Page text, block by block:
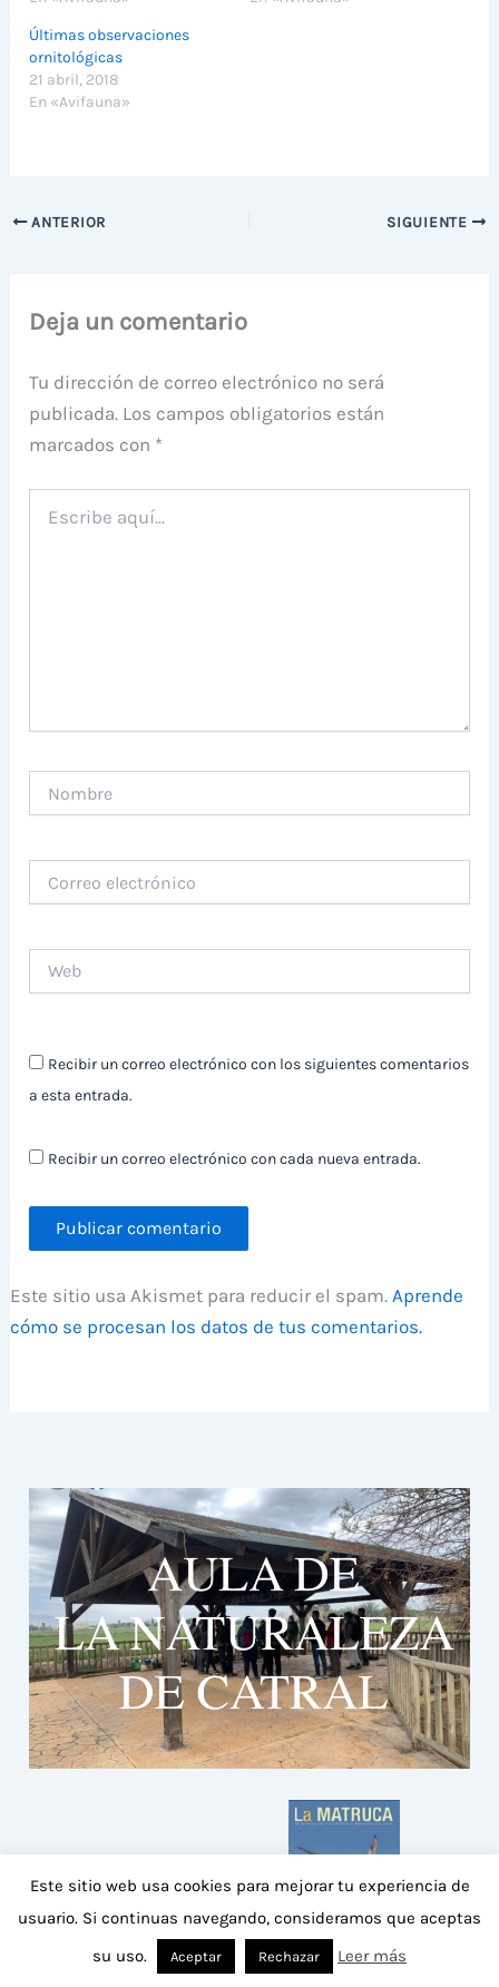
Últimas observaciones
ornitológicas
21 abril, 2018
En «Avifauna»
ANTERIOR SIGUIENTE
Deja un comentario
Tu dirección de correo electrónico no será
publicada. Los campos obligatorios están
marcados con *
aquí...
electrónico
Recibir un correo electrónico con los siguientes comentarios
a esta entrada.
Recibir un correo electrónico con cada nueva entrada.
Este sitio usa Akismet para reducir el spam. Aprende
cómo se procesan los datos de tus comentarios.
Conoce nuestra revista
Este sitio web usa cookies para mejorar tu experiencia de
usuario. Si continuas navegando, consideramos que aceptas
su uso.
Aceptar Rechazar Leer más